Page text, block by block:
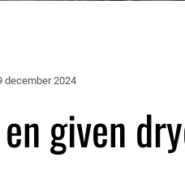
december 2024
given